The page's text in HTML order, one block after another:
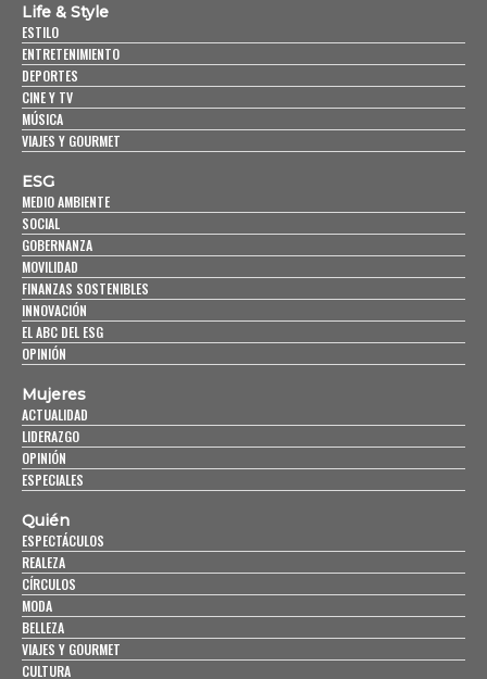
Life & Style
ESTILO
ENTRETENIMIENTO
DEPORTES
CINE Y TV
MÚSICA
VIAJES Y GOURMET
ESG
MEDIO AMBIENTE
SOCIAL
GOBERNANZA
MOVILIDAD
FINANZAS SOSTENIBLES
INNOVACIÓN
EL ABC DEL ESG
OPINIÓN
Mujeres
ACTUALIDAD
LIDERAZGO
OPINIÓN
ESPECIALES
Quién
ESPECTÁCULOS
REALEZA
CÍRCULOS
MODA
BELLEZA
VIAJES Y GOURMET
CULTURA